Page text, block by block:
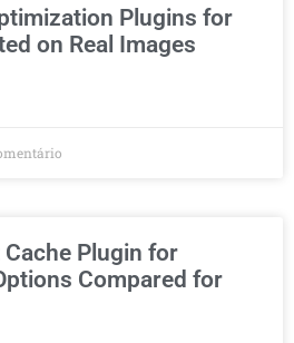
Plugins for
on Real Images
Cache Plugin for
Compared for